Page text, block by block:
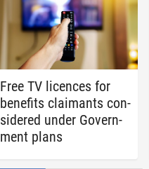
Free TV li­cences for
ben­e­fits claimants con­
sid­ered under Gov­ern­
ment plans